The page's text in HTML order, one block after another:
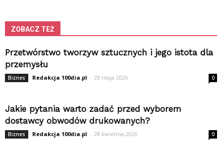
ZOBACZ TEŻ
Przetwórstwo tworzyw sztucznych i jego istota dla
przemysłu
Biznes Redakcja 100dia.pl - 29 maja 2026 0
Jakie pytania warto zadać przed wyborem
dostawcy obwodów drukowanych?
Biznes Redakcja 100dia.pl - 28 kwietnia 2026 0